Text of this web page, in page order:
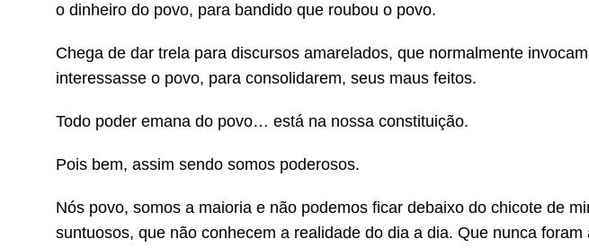
o dinheiro do povo, para bandido que roubou o povo.
Chega de dar trela para discursos amarelados, que normalmente
interessasse o povo, para consolidarem, seus maus feitos.
Todo poder emana do povo… está na nossa constituição.
Pois bem, assim sendo somos poderosos.
Nós povo, somos a maioria e não podemos ficar debaixo do chicote de
suntuosos, que não conhecem a realidade do dia a dia. Que nunca